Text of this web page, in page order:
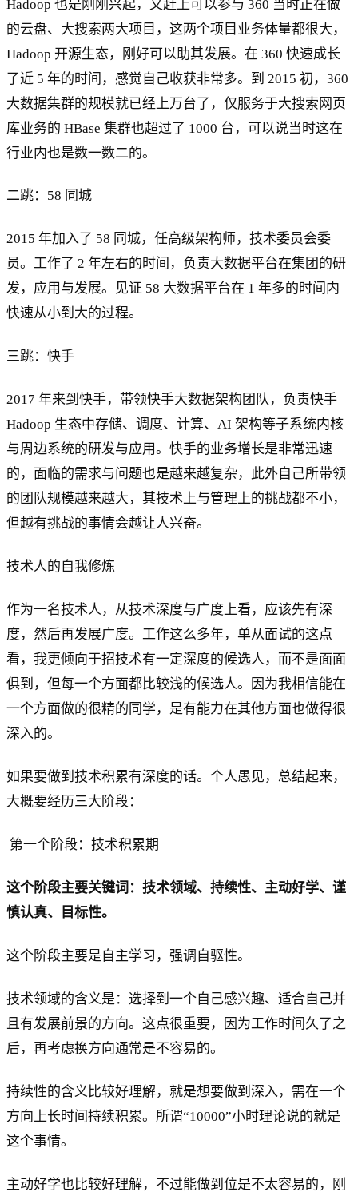
Hadoop 也是刚刚兴起，又赶上可以参与 360 当时正在做
的云盘、大搜索两大项目，这两个项目业务体量都很大，
Hadoop 开源生态，刚好可以助其发展。在 360 快速成长
了近 5 年的时间，感觉自己收获非常多。到 2015 初，360
大数据集群的规模就已经上万台了，仅服务于大搜索网页
库业务的 HBase 集群也超过了 1000 台，可以说当时这在
行业内也是数一数二的。
二跳：58 同城
2015 年加入了 58 同城，任高级架构师，技术委员会委
员。工作了 2 年左右的时间，负责大数据平台在集团的研
发，应用与发展。见证 58 大数据平台在 1 年多的时间内
快速从小到大的过程。
三跳：快手
2017 年来到快手，带领快手大数据架构团队，负责快手
Hadoop 生态中存储、调度、计算、AI 架构等子系统内核
与周边系统的研发与应用。快手的业务增长是非常迅速
的，面临的需求与问题也是越来越复杂，此外自己所带领
的团队规模越来越大，其技术上与管理上的挑战都不小，
但越有挑战的事情会越让人兴奋。
技术人的自我修炼
作为一名技术人，从技术深度与广度上看，应该先有深
度，然后再发展广度。工作这么多年，单从面试的这点
看，我更倾向于招技术有一定深度的候选人，而不是面面
俱到，但每一个方面都比较浅的候选人。因为我相信能在
一个方面做的很精的同学，是有能力在其他方面也做得很
深入的。
如果要做到技术积累有深度的话。个人愚见，总结起来，
大概要经历三大阶段：
第一个阶段：技术积累期
这个阶段主要关键词：技术领域、持续性、主动好学、谨
慎认真、目标性。
这个阶段主要是自主学习，强调自驱性。
技术领域的含义是：选择到一个自己感兴趣、适合自己并
且有发展前景的方向。这点很重要，因为工作时间久了之
后，再考虑换方向通常是不容易的。
持续性的含义比较好理解，就是想要做到深入，需在一个
方向上长时间持续积累。所谓“10000”小时理论说的就是
这个事情。
主动好学也比较好理解，不过能做到位是不太容易的，刚